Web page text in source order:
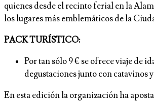
quienes desde el recinto ferial en la
los lugares más emblemáticos de la
PACK TURÍSTICO:
Por tan sólo 9 € se ofrece viaje de
degustaciones junto con catavinos
En esta edición la organización ha